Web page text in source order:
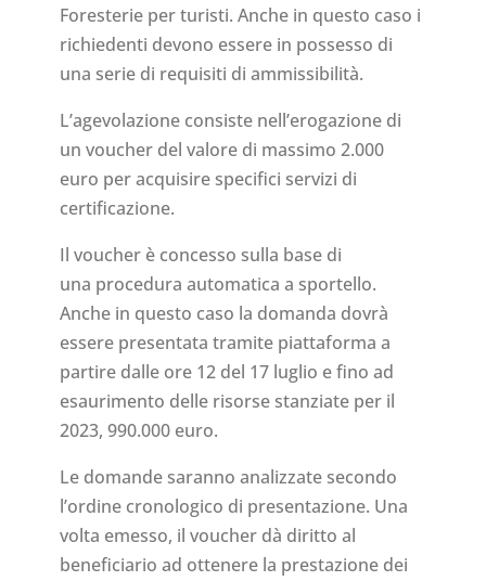
Foresterie per turisti. Anche in questo caso i
richiedenti devono essere in possesso di
una serie di requisiti di ammissibilità.
L’agevolazione consiste nell’erogazione di
un voucher del valore di massimo 2.000
euro per acquisire specifici servizi di
certificazione.
Il voucher è concesso sulla base di
una procedura automatica a sportello.
Anche in questo caso la domanda dovrà
essere presentata tramite piattaforma a
partire dalle ore 12 del 17 luglio e fino ad
esaurimento delle risorse stanziate per il
2023, 990.000 euro.
Le domande saranno analizzate secondo
l’ordine cronologico di presentazione. Una
volta emesso, il voucher dà diritto al
beneficiario ad ottenere la prestazione dei